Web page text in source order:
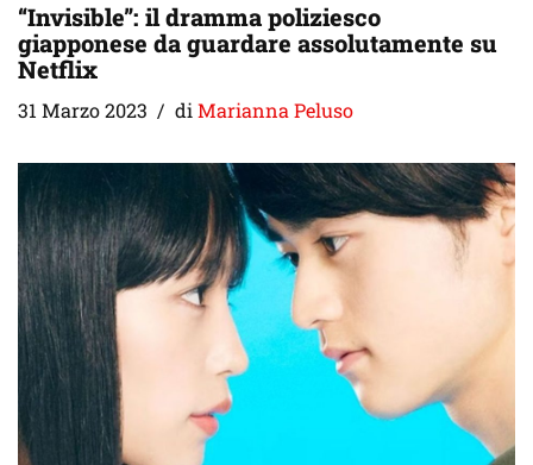
“Invisible”: il dramma poliziesco
giapponese da guardare assolutamente su
Netflix
31 Marzo 2023 diMarianna Peluso